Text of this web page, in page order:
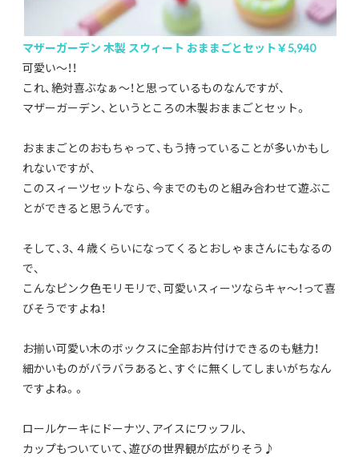
マザーガーデン 木製 スウィート おままごとセット￥5,940
可愛い〜！！
これ、絶対喜ぶなぁ〜！と思っているものなんですが、
マザーガーデン、というところの木製おままごとセット。
おままごとのおもちゃって、もう持っていることが多いかもし
れないですが、
このスィーツセットなら、今までのものと組み合わせて遊ぶこ
とができると思うんです。
そして、3、４歳くらいになってくるとおしゃまさんにもなるの
で、
こんなピンク色モリモリで、可愛いスィーツならキャ〜！って喜
びそうですよね！
お揃い可愛い木のボックスに全部お片付けできるのも魅力！
細かいものがバラバラあると、すぐに無くしてしまいがちなん
ですよね。。
ロールケーキにドーナツ、アイスにワッフル、
カップもついていて、遊びの世界観が広がりそう♪